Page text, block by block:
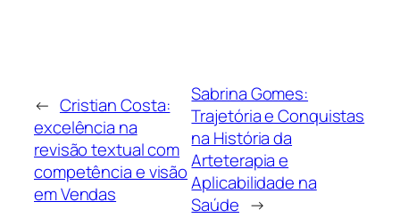
← Cristian Costa:
excelência na
revisão textual com
competência e visão
em Vendas
Sabrina Gomes:
Trajetória e Conquistas
na História da
Arteterapia e
Aplicabilidade na
Saúde →